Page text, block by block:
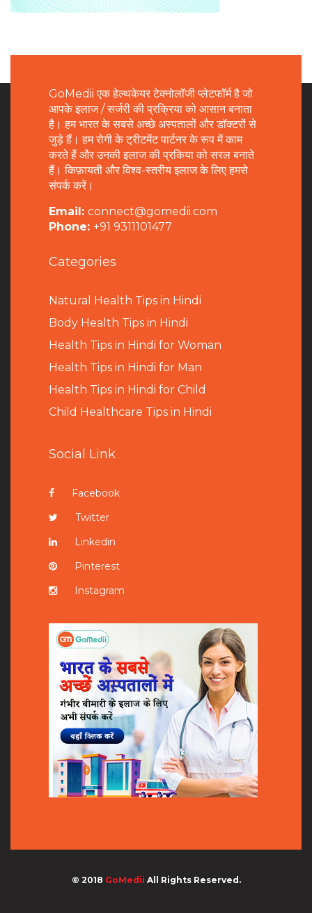
GoMedii एक हेल्थकेयर टेक्नोलॉजी प्लेटफॉर्म है जो
आपके इलाज / सर्जरी की प्रक्रिया को आसान बनाता
है। हम भारत के सबसे अच्छे अस्पतालों और डॉक्टरों से
जुड़े हैं। हम रोगी के ट्रीटमेंट पार्टनर के रूप में काम
करते हैं और उनकी इलाज की प्रकिया को सरल बनाते
हैं। किफ़ायती और विश्व-स्तरीय इलाज के लिए हमसे
संपर्क करें।
Email: connect@gomedii.com
Phone: +91 9311101477
Categories
Natural Health Tips in Hindi
Body Health Tips in Hindi
Health Tips in Hindi for Woman
Health Tips in Hindi for Man
Health Tips in Hindi for Child
Child Healthcare Tips in Hindi
Social Link
Facebook
Twitter
Linkedin
Pinterest
Instagram
© 2018 GoMedii All Rights Reserved.